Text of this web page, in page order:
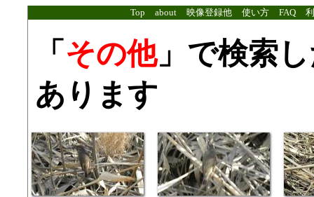
Top about 映像登録他 使い方 FAQ
「 その他」で検索
あります